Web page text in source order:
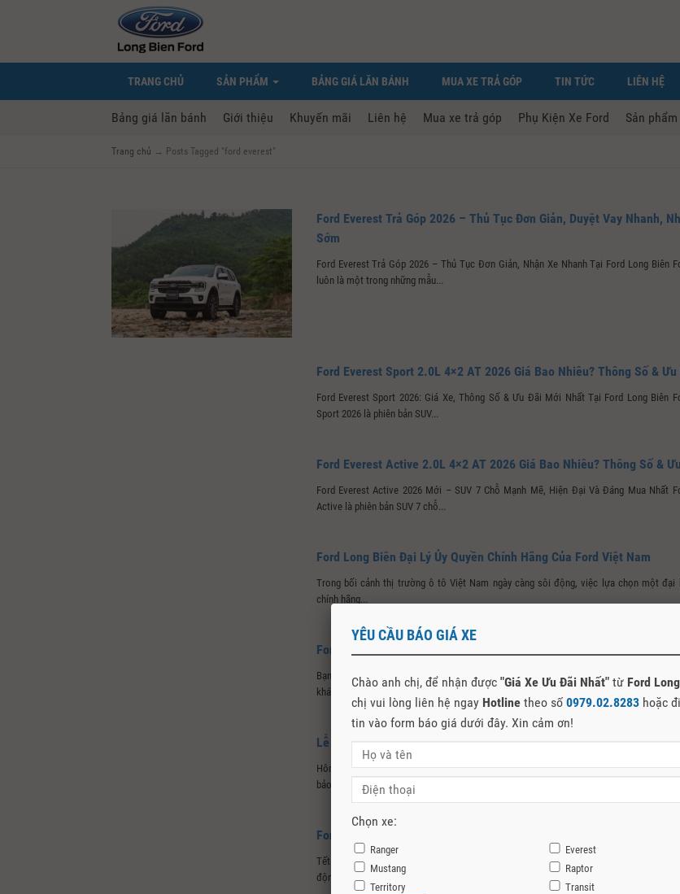
TRANG CHỦ SẢN PHẨM BẢNG GIÁ LĂN BÁNH MUA XE TRẢ GÓP TIN TỨC LIÊN HỆ
Bảng giá lăn bánh Giới thiệu Khuyến mãi Liên hệ Mua xe trả góp Phụ Kiện Xe Ford Sản phẩm
Trang chủ → Posts Tagged "ford everest"
Ford Everest Trả Góp 2026 – Thủ Tục Đơn Giản, Duyệt Vay Nhanh,
Sớm
Ford Everest Trả Góp 2026 – Thủ Tục Đơn Giản, Nhận Xe Nhanh Tại Ford Long Biên
luôn là một trong những mẫu...
Ford Everest Sport 2.0L 4×2 AT 2026 Giá Bao Nhiêu? Thông Số &
Ford Everest Sport 2026: Giá Xe, Thông Số & Ưu Đãi Mới Nhất Tại Ford Long Biên
Sport 2026 là phiên bản SUV...
Ford Everest Active 2.0L 4×2 AT 2026 Giá Bao Nhiêu? Thông Số &
Ford Everest Active 2026 Mới – SUV 7 Chỗ Mạnh Mẽ, Hiện Đại Và Đáng Mua Nhất
Active là phiên bản SUV 7 chỗ...
Ford Long Biên Đại Lý Ủy Quyền Chính Hãng Của Ford Việt Nam
Trong bối cảnh thị trường ô tô Việt Nam ngày càng sôi động, việc lựa chọn một đại
chính hãng...
Ford Long Biên – Thời Điểm Vàng Mua Xe Ford trong tháng 11
Bạn khao khát một chiếc xe Ford mạnh mẽ, bền bỉ và thông minh để cùng bạn bứt phá
khám phá mọi...
Lễ Bàn Giao Xe Dịch Vụ Lưu Động Ford Hoàn Toàn Mới
Hôm nay ngày 26/10/2024 tại đại lý Ford Long Biên, Ford Việt Nam đã bàn giao xe dịch
bảo dưỡng hoàn toàn...
Ford Long Biên Triển Khai Chương Trình Khuyến Mại Xe Ford Tháng
Tết sắp đến, xuân sắp về, lòng người hân hoan đón chờ một năm mới thật nhiều
động sắp tới! Ford...
YÊU CẦU BÁO GIÁ XE
Chào anh chị, để nhận được "Giá Xe Ưu Đãi Nhất" từ Ford
chị vui lòng liên hệ ngay Hotline theo số 0979.02.8283 hoặc
tin vào form báo giá dưới đây. Xin cảm ơn!
Chọn xe:
Ranger
Everest
Mustang
Raptor
Territory
Transit